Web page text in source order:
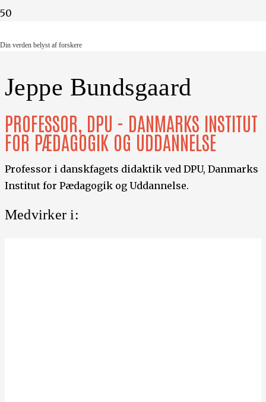
Din verden belyst af forskere
Jeppe Bundsgaard
PROFESSOR, DPU - DANMARKS INSTITUT
FOR PÆDAGOGIK OG UDDANNELSE
Professor i danskfagets didaktik ved DPU, Danmarks
Institut for Pædagogik og Uddannelse.
Medvirker i: